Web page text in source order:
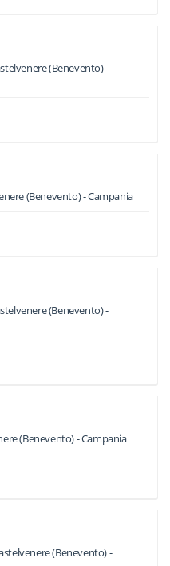
(Benevento) -
(Benevento) -Campania
(Benevento) -
(Benevento) -Campania
(Benevento) -